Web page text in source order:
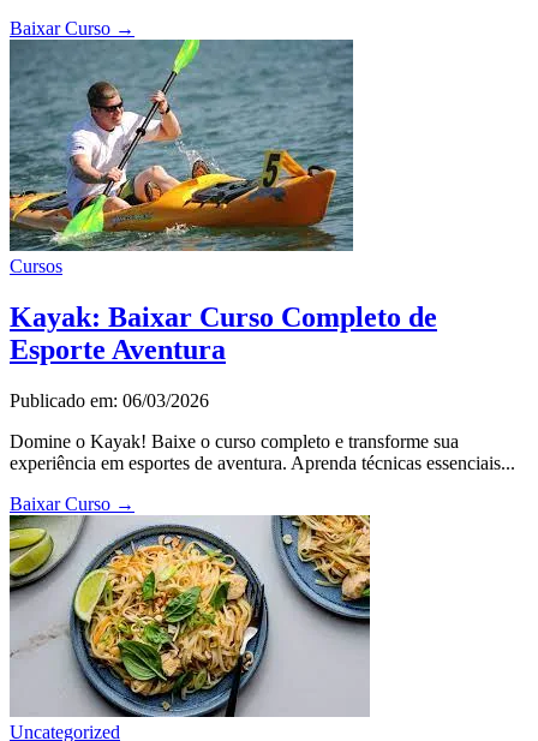
Baixar Curso →
Cursos
Kayak: Baixar Curso Completo de
Esporte Aventura
Publicado em: 06/03/2026
Domine o Kayak! Baixe o curso completo e transforme sua
experiência em esportes de aventura. Aprenda técnicas essenciais...
Baixar Curso →
Uncategorized